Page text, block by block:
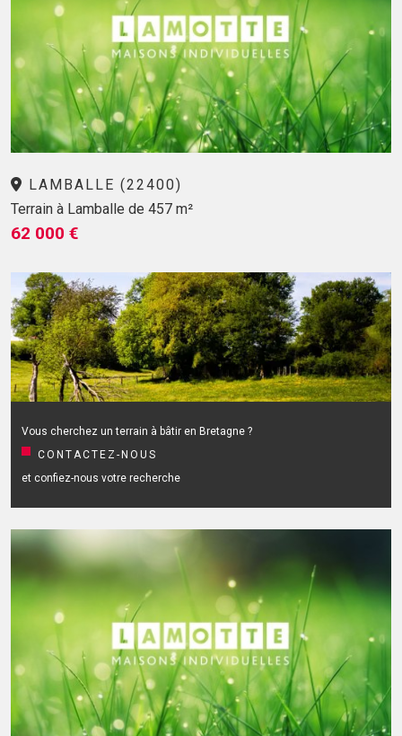
LAMBALLE (22400)
Terrain à Lamballe de 457 m²
62 000 €
Vous cherchez un terrain à bâtir en Bretagne ?
CONTACTEZ-NOUS
et confiez-nous votre recherche